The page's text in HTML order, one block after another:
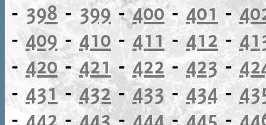
- 398 - 399-400- 401 -
-409 -410 - 411 - 412 -
- 420-421-422 - 423 -
- 431-432-433- 434-
- 442 -443- 444-445-